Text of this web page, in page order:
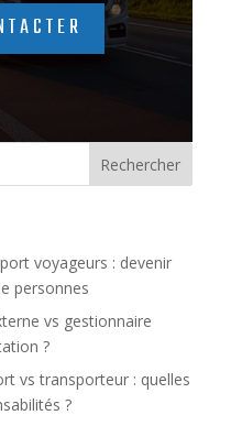
voyageurs : devenir
personnes
vs gestionnaire
?
vs transporteur : quelles
?